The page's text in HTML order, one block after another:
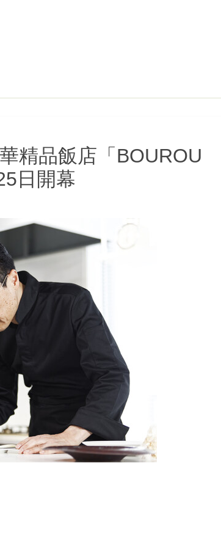
精品飯店「BOUROU
日開幕